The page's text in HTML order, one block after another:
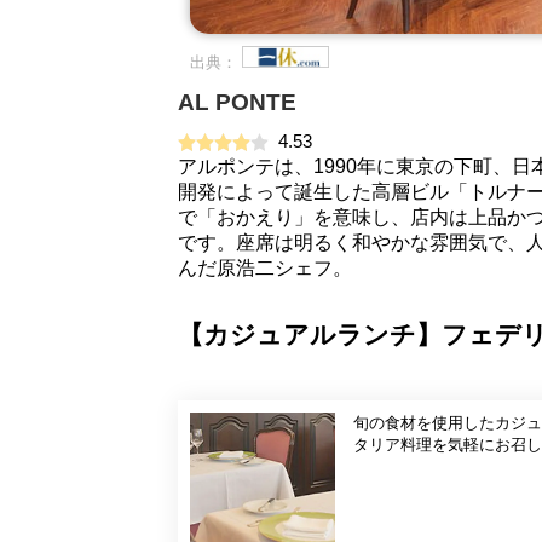
出典：
AL PONTE
4.53
アルポンテは、1990年に東京の下町、
開発によって誕生した高層ビル「トルナ
で「おかえり」を意味し、店内は上品か
です。座席は明るく和やかな雰囲気で、
んだ原浩二シェフ。
【カジュアルランチ】フェデ
旬の食材を使用したカジュアルなランチプランです
タリア料理を気軽にお召